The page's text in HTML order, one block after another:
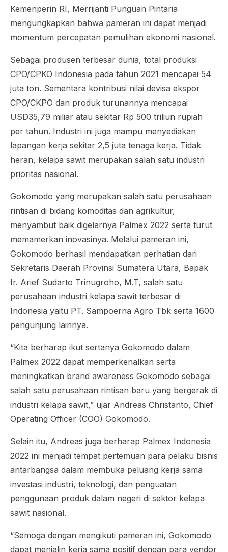
Kemenperin RI, Merrijanti Punguan Pintaria
mengungkapkan bahwa pameran ini dapat menjadi
momentum percepatan pemulihan ekonomi nasional.
Sebagai produsen terbesar dunia, total produksi
CPO/CPKO Indonesia pada tahun 2021 mencapai 54
juta ton. Sementara kontribusi nilai devisa ekspor
CPO/CKPO dan produk turunannya mencapai
USD35,79 miliar atau sekitar Rp 500 triliun rupiah
per tahun. Industri ini juga mampu menyediakan
lapangan kerja sekitar 2,5 juta tenaga kerja. Tidak
heran, kelapa sawit merupakan salah satu industri
prioritas nasional.
Gokomodo yang merupakan salah satu perusahaan
rintisan di bidang komoditas dan agrikultur,
menyambut baik digelarnya Palmex 2022 serta turut
memamerkan inovasinya. Melalui pameran ini,
Gokomodo berhasil mendapatkan perhatian dari
Sekretaris Daerah Provinsi Sumatera Utara, Bapak
Ir. Arief Sudarto Trinugroho, M.T, salah satu
perusahaan industri kelapa sawit terbesar di
Indonesia yaitu PT. Sampoerna Agro Tbk serta 1600
pengunjung lainnya.
“Kita berharap ikut sertanya Gokomodo dalam
Palmex 2022 dapat memperkenalkan serta
meningkatkan brand awareness Gokomodo sebagai
salah satu perusahaan rintisan baru yang bergerak di
industri kelapa sawit,” ujar Andreas Christanto, Chief
Operating Officer (COO) Gokomodo.
Selain itu, Andreas juga berharap Palmex Indonesia
2022 ini menjadi tempat pertemuan para pelaku bisnis
antarbangsa dalam membuka peluang kerja sama
investasi industri, teknologi, dan penguatan
penggunaan produk dalam negeri di sektor kelapa
sawit nasional.
“Semoga dengan mengikuti pameran ini, Gokomodo
dapat menjalin kerja sama positif dengan para vendor